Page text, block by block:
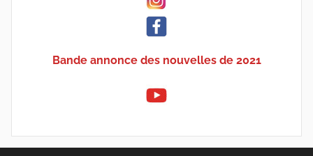
Bande annonce des nouvelles de 2021